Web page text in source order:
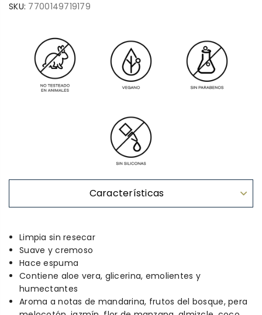
SKU: 7700149719179
Características
Limpia sin resecar
Suave y cremoso
Hace espuma
Contiene aloe vera, glicerina, emolientes y
humectantes
Aroma a notas de mandarina, frutos del bosque, pera